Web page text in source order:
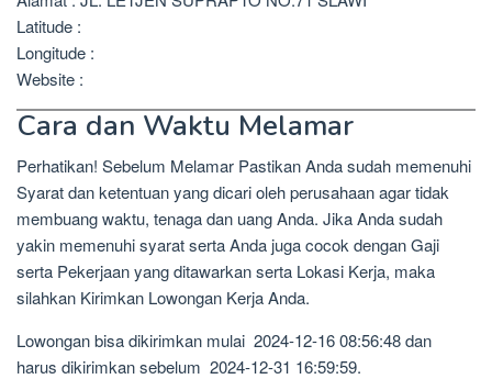
Latitude :
Longitude :
Website :
Cara dan Waktu Melamar
Perhatikan! Sebelum Melamar Pastikan Anda sudah memenuhi
Syarat dan ketentuan yang dicari oleh perusahaan agar tidak
membuang waktu, tenaga dan uang Anda. Jika Anda sudah
yakin memenuhi syarat serta Anda juga cocok dengan Gaji
serta Pekerjaan yang ditawarkan serta Lokasi Kerja, maka
silahkan Kirimkan Lowongan Kerja Anda.
Lowongan bisa dikirimkan mulai 2024-12-16 08:56:48 dan
harus dikirimkan sebelum 2024-12-31 16:59:59.